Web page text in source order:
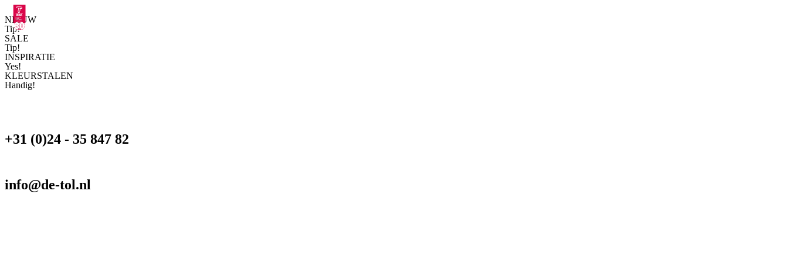
NIEUW
Tip!
SALE
Tip!
INSPIRATIE
Yes!
KLEURSTALEN
Handig!
+31 (0)24 - 35 847 82
info@de-tol.nl